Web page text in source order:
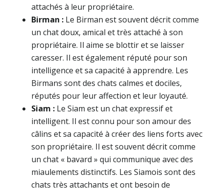
attachés à leur propriétaire.
Birman : Le Birman est souvent décrit comme
un chat doux, amical et très attaché à son
propriétaire. Il aime se blottir et se laisser
caresser. Il est également réputé pour son
intelligence et sa capacité à apprendre. Les
Birmans sont des chats calmes et dociles,
réputés pour leur affection et leur loyauté.
Siam : Le Siam est un chat expressif et
intelligent. Il est connu pour son amour des
câlins et sa capacité à créer des liens forts avec
son propriétaire. Il est souvent décrit comme
un chat « bavard » qui communique avec des
miaulements distinctifs. Les Siamois sont des
chats très attachants et ont besoin de